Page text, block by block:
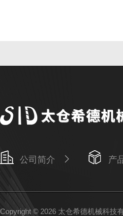
公司简介 产
Copyright © 2026 太仓希德机械科技